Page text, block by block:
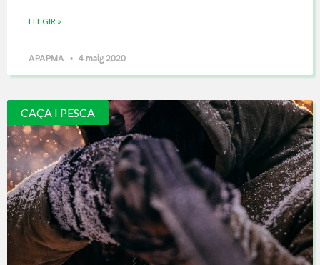
LLEGIR »
APAPMA 4 maig 2020
CAÇA I PESCA